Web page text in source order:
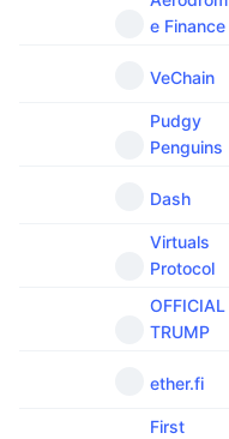
e Finance
VeChain
Pudgy
Penguins
Dash
Virtuals
Protocol
OFFICIAL
TRUMP
ether.fi
First